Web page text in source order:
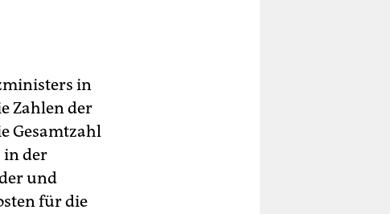
in
Zahlen der
Gesamtzahl
in der
und
für die